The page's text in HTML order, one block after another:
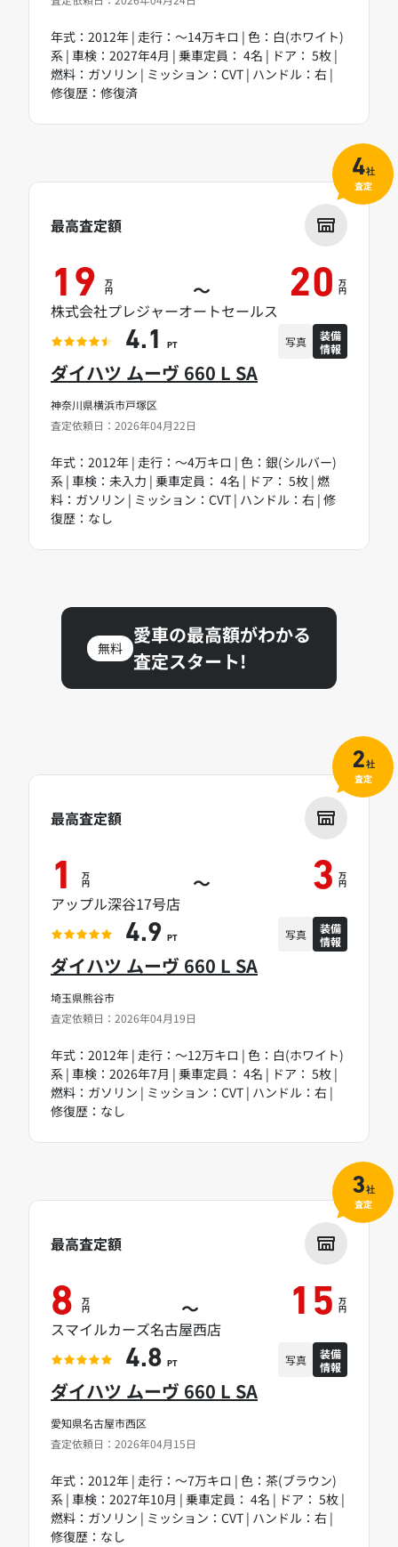
年式：2012年 | 走行：～14万キロ | 色：白(ホワイト)
系 | 車検：2027年4月 | 乗車定員： 4名 | ドア： 5枚 |
燃料：ガソリン | ミッション：CVT | ハンドル：右 |
修復歴：修復済
神奈川県横浜市戸塚区
査定依頼日：2026年04月22日
ダイハツ ムーヴ 660 L SA
年式：2012年 | 走行：～4万キロ | 色：銀(シルバー)
系 | 車検：未入力 | 乗車定員： 4名 | ドア： 5枚 | 燃
料：ガソリン | ミッション：CVT | ハンドル：右 | 修
復歴：なし
最高査定額
19 万
円 ～ 20 万
円
株式会社プレジャーオートセールス
4.1 PT 写真
装備
情報
4社
査定
無料
愛車の最高額がわかる
査定スタート!
埼玉県熊谷市
査定依頼日：2026年04月19日
ダイハツ ムーヴ 660 L SA
年式：2012年 | 走行：～12万キロ | 色：白(ホワイト)
系 | 車検：2026年7月 | 乗車定員： 4名 | ドア： 5枚 |
燃料：ガソリン | ミッション：CVT | ハンドル：右 |
修復歴：なし
最高査定額
1 万
円 ～ 3 万
円
アップル深谷17号店
4.9 PT 写真
装備
情報
2社
査定
愛知県名古屋市西区
査定依頼日：2026年04月15日
ダイハツ ムーヴ 660 L SA
年式：2012年 | 走行：～7万キロ | 色：茶(ブラウン)
系 | 車検：2027年10月 | 乗車定員： 4名 | ドア： 5枚 |
燃料：ガソリン | ミッション：CVT | ハンドル：右 |
修復歴：なし
最高査定額
8 万
円 ～ 15 万
円
スマイルカーズ名古屋西店
4.8 PT 写真
装備
情報
3社
査定